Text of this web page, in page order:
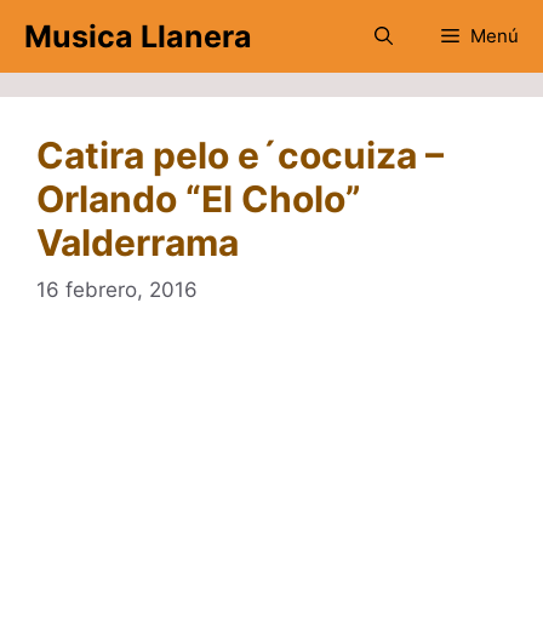
contenido
Musica Llanera Menú
Catira pelo e´cocuiza –
Orlando “El Cholo”
Valderrama
16 febrero, 2016